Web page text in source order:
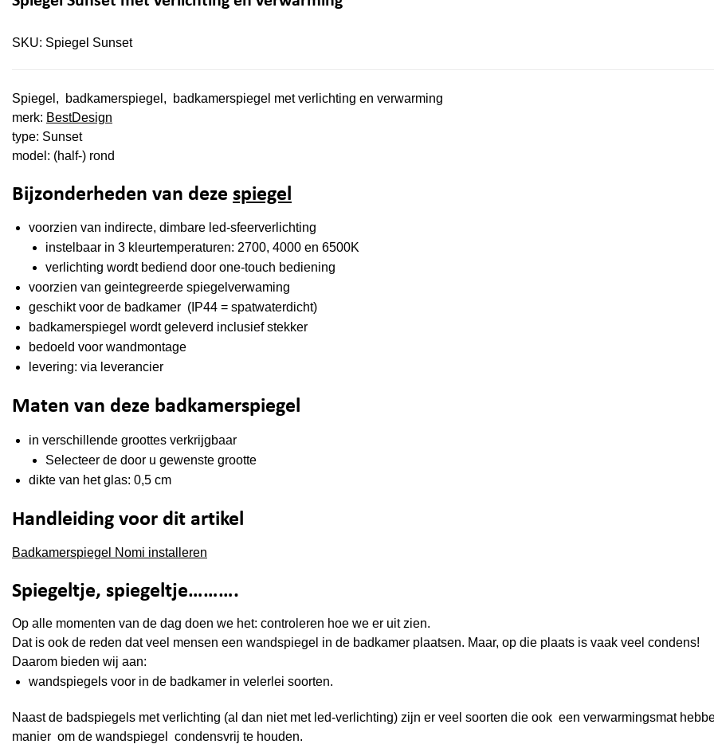
SKU: Spiegel Sunset
Spiegel, badkamerspiegel, badkamerspiegel met verlichting en verwarming
merk: BestDesign
type: Sunset
model: (half-) rond
Bijzonderheden van deze spiegel
voorzien van indirecte, dimbare led-sfeerverlichting
instelbaar in 3 kleurtemperaturen: 2700, 4000 en 6500K
verlichting wordt bediend door one-touch bediening
voorzien van geintegreerde spiegelverwaming
geschikt voor de badkamer (IP44 = spatwaterdicht)
badkamerspiegel wordt geleverd inclusief stekker
bedoeld voor wandmontage
levering: via leverancier
Maten van deze badkamerspiegel
in verschillende groottes verkrijgbaar
Selecteer de door u gewenste grootte
dikte van het glas: 0,5 cm
Handleiding voor dit artikel
Badkamerspiegel Nomi installeren
Spiegeltje, spiegeltje……….
Op alle momenten van de dag doen we het: controleren hoe we er uit zien.
Dat is ook de reden dat veel mensen een wandspiegel in de badkamer plaatsen. Maar, op die plaats is vaak veel condens!
Daarom bieden wij aan:
wandspiegels voor in de badkamer in velerlei soorten.
Naast de badspiegels met verlichting (al dan niet met led-verlichting) zijn er veel soorten die ook een verwarmingsmat
manier om de wandspiegel condensvrij te houden.